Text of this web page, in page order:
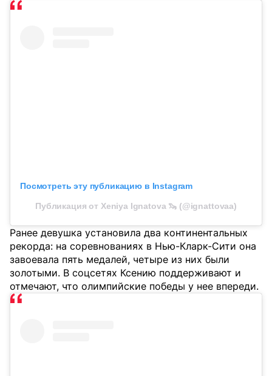
Посмотреть эту публикацию в Instagram
Публикация от Xeniya Ignatova 🦦 (@ignattovaa)
Ранее девушка установила два континентальных
рекорда: на соревнованиях в Нью-Кларк-Сити она
завоевала пять медалей, четыре из них были
золотыми. В соцсетях Ксению поддерживают и
отмечают, что олимпийские победы у нее впереди.